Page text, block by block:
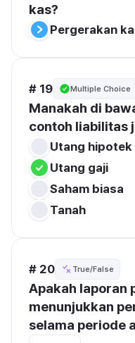
kas?
Pergerakan
# 19 Multiple Choice
Manakah di
contoh liabilitas
Utang hipotek
Utang gaji
Saham biasa
Tanah
# 20 True/False
Apakah laporan
menunjukkan
selama periode